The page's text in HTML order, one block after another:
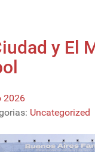
y El
2026
Uncategorized